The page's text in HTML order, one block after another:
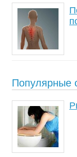
Популярные